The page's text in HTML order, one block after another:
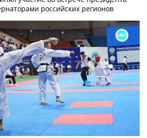
российских регионов